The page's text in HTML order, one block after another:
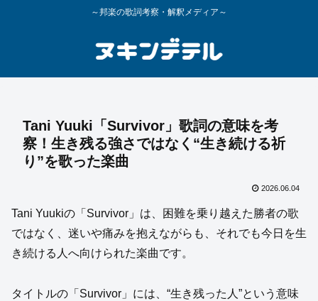
～邦楽の歌詞考察・解釈メディア～
Tani Yuuki「Survivor」歌詞の意味を考
察！生き残る強さではなく“生き続ける祈
り”を歌った楽曲
2026.06.04
Tani Yuukiの「Survivor」は、困難を乗り越えた勝者の歌
ではなく、迷いや痛みを抱えながらも、それでも今日を生
き続ける人へ向けられた楽曲です。
タイトルの「Survivor」には、“生き残った人”という意味